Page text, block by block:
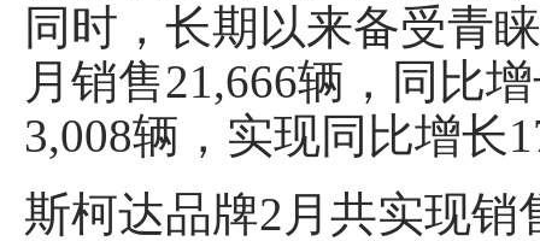
同时，长期以来备受青
月销售21,666辆，同比
3,008辆，实现同比增长
斯柯达品牌2月共实现销